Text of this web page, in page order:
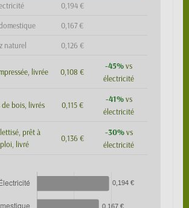
0,194 €
0,167 €
naturel 0,126 €
livrée 0,108 €
-45%vs
électricité
de bois, livrés 0,115 €
-41%vs
électricité
prêt à
livré
0,136 €
-30%vs
électricité